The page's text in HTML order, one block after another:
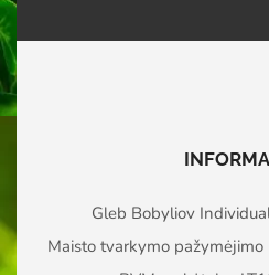
Gleb Bobyliov
Maisto tvarkymo